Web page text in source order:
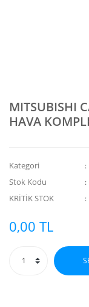
MITSUBISHI
HAVA
Kategori
Stok Kodu
KRİTİK STOK
0,00 TL